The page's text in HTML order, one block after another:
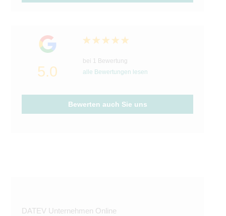
5.0
bei 1 Bewertung
alle Bewertungen lesen
Bewerten auch Sie uns
DATEV Unternehmen Online